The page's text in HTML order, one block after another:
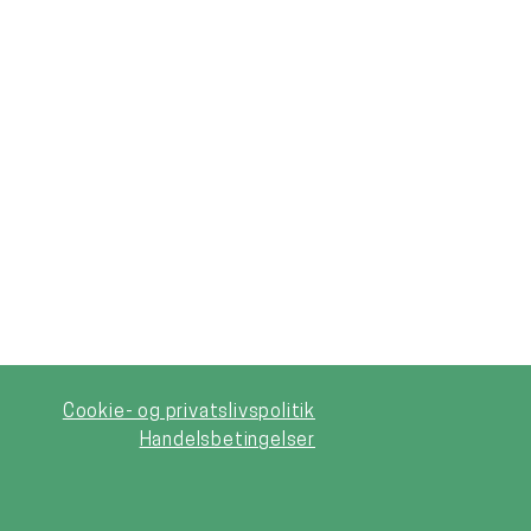
Cookie- og privatslivspolitik
Handelsbetingelser